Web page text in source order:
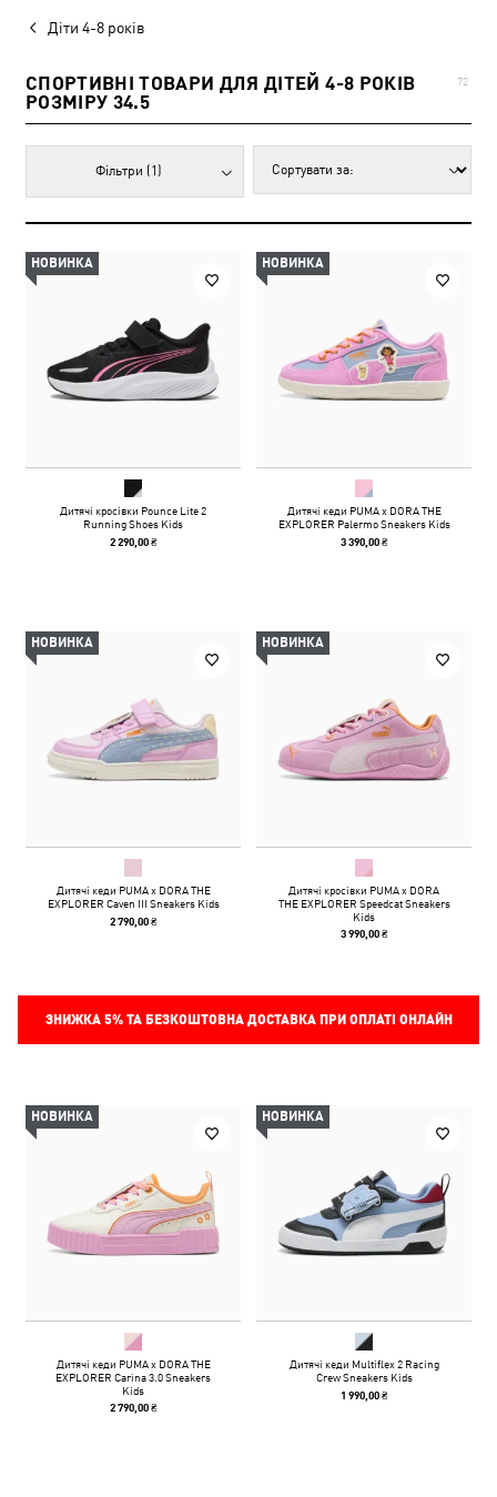
Діти 4-8 років
СПОРТИВНІ ТОВАРИ ДЛЯ ДІТЕЙ 4-8 РОКІВ
РОЗМІРУ 34.5
72
Фільтри (1)
НОВИНКА
Дитячі кросівки Pounce Lite 2
Running Shoes Kids
2 290,00 ₴
НОВИНКА
Дитячі кеди PUMA x DORA THE
EXPLORER Palermo Sneakers Kids
3 390,00 ₴
НОВИНКА
Дитячі кеди PUMA x DORA THE
EXPLORER Caven III Sneakers Kids
2 790,00 ₴
НОВИНКА
Дитячі кросівки PUMA x DORA
THE EXPLORER Speedcat Sneakers
Kids
3 990,00 ₴
ЗНИЖКА 5%ТА БЕЗКОШТОВНА ДОСТАВКА ПРИ ОПЛАТІ ОНЛАЙН
НОВИНКА
Дитячі кеди PUMA x DORA THE
EXPLORER Carina 3.0 Sneakers
Kids
2 790,00 ₴
НОВИНКА
Дитячі кеди Multiflex 2 Racing
Crew Sneakers Kids
1 990,00 ₴